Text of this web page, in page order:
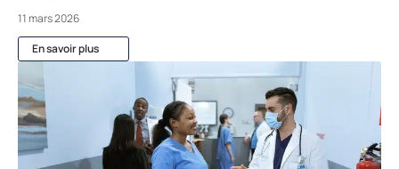
11 mars 2026
En savoir plus